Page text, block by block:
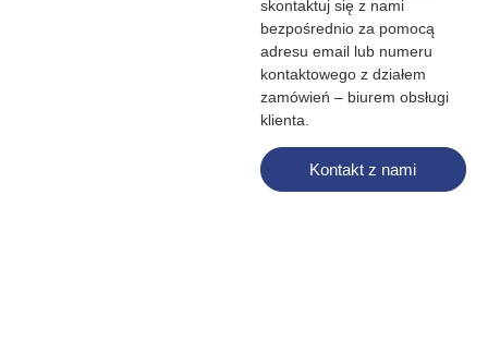
skontaktuj się z nami
bezpośrednio za pomocą
adresu email lub numeru
kontaktowego z działem
zamówień – biurem obsługi
klienta.
Kontakt z nami